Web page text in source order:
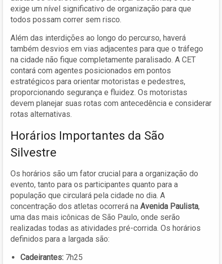
exige um nível significativo de organização para que
todos possam correr sem risco.
Além das interdições ao longo do percurso, haverá
também desvios em vias adjacentes para que o tráfego
na cidade não fique completamente paralisado. A CET
contará com agentes posicionados em pontos
estratégicos para orientar motoristas e pedestres,
proporcionando segurança e fluidez. Os motoristas
devem planejar suas rotas com antecedência e considerar
rotas alternativas.
Horários Importantes da São
Silvestre
Os horários são um fator crucial para a organização do
evento, tanto para os participantes quanto para a
população que circulará pela cidade no dia. A
concentração dos atletas ocorrerá na Avenida Paulista,
uma das mais icônicas de São Paulo, onde serão
realizadas todas as atividades pré-corrida. Os horários
definidos para a largada são:
Cadeirantes: 7h25